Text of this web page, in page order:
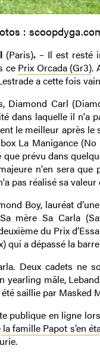
:
(Paris). – Il est resté
ce Prix Orcada (Gr3).
a cette fois
Carl
dans laquelle il n'a
le meilleur après le
La Manigance
prévu dans
n'en sera
pas réalisé sa
Boy, lauréat
mère Sa Carla
du Prix
qui a dépassé la
Deux cadets ne
mâle,
saillie par Masked
en ligne
la famille Papot s’en